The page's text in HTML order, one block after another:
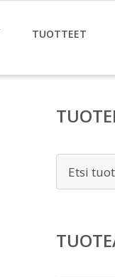
TUOTTEET